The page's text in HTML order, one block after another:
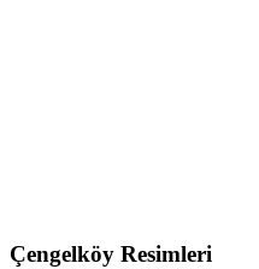
Çengelköy Resimleri